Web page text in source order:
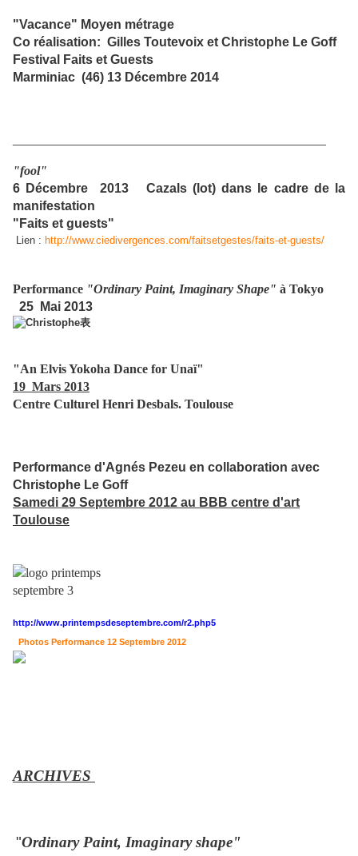
"Vacance" Moyen métrage
Co réalisation: Gilles Toutevoix et Christophe Le Goff
Festival Faits et Guests
Marminiac (46) 13 Décembre 2014
"fool"
6 Décembre 2013 Cazals (lot) dans le cadre de la
manifestation
"Faits et guests"
Lien : http://www.ciedivergences.com/faitsetgestes/faits-et-guests/
Performance "Ordinary Paint, Imaginary Shape" à Tokyo
25 Mai 2013
"An Elvis Yokoha Dance for Unaï"
19 Mars 2013
Centre Culturel Henri Desbals. Toulouse
Performance d'Agnés Pezeu en collaboration avec
Christophe Le Goff
Samedi 29 Septembre 2012 au BBB centre d'art
Toulouse
http://www.printempsdeseptembre.com/r2.php5
Photos Performance 12 Septembre 2012
ARCHIVES
"Ordinary Paint, Imaginary shape"